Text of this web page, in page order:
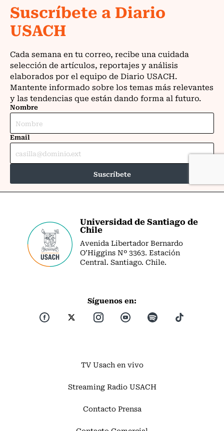
Universidad de Santiago de
Chile
Avenida Libertador Bernardo
O’Higgins Nº 3363. Estación
Central. Santiago. Chile.
Síguenos en:
TV Usach en vivo
Streaming Radio USACH
Contacto Prensa